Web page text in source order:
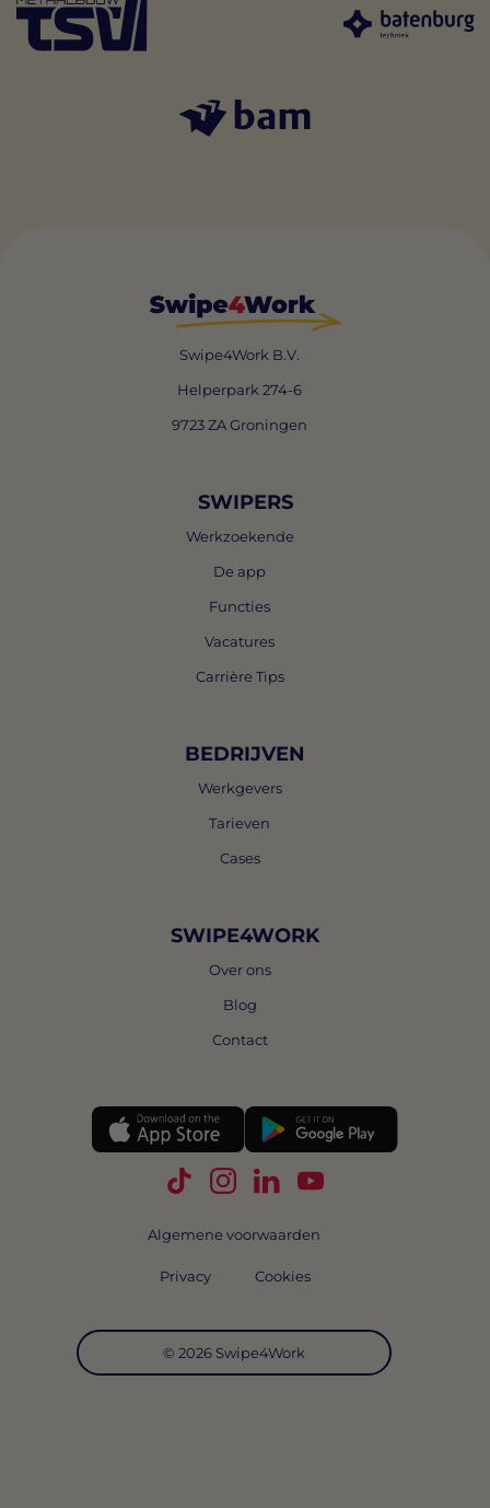
Swipe4Work B.V.
Helperpark 274-6
9723 ZA Groningen
SWIPERS
Werkzoekende
De app
Functies
Vacatures
Carrière Tips
BEDRIJVEN
Werkgevers
Tarieven
Cases
SWIPE4WORK
Over ons
Blog
Contact
Volg Swipe4Work op TikTok
Volg Swipe4Work op
Volg Swipe4Work op
Volg Swipe4Work
© 2026 Swipe4Work
Algemene voorwaarden
Privacy Cookies